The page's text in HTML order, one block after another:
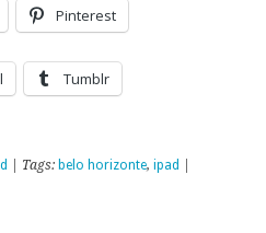
Pinterest
Tumblr
| Tags: belo horizonte, ipad